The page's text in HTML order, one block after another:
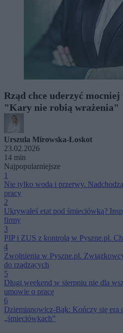
Rząd chce uderzyć mocniej
"Kary nie robią wrażenia"
Urszula Mirowska-Łoskot
23.02.2026
14 min
Najpopularniejsze
1
Nie tylko woda i przerwy.
pracy
2
Ukrywałeś etat pod śmieciówką?
firmy
3
PIP i ZUS z kontrolą w Pyszne.pl.
4
Zwolnienia w Pyszne.pl.
do rządzących
5
Długi weekend w sierpniu nie dla
umowie o pracę
6
Dziemianowicz-Bąk: Kończy się era
„śmieciówkach”